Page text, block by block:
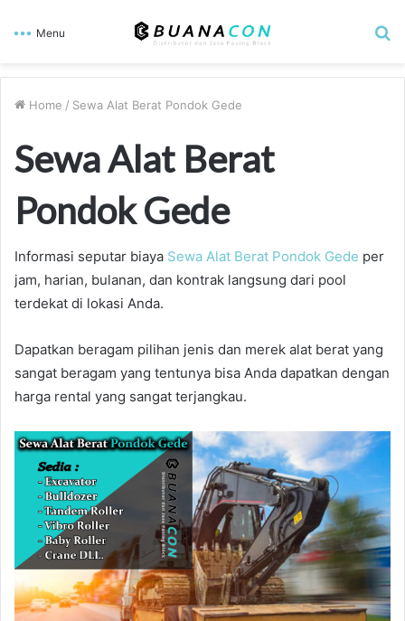
Menu
Home / Sewa Alat Berat Pondok Gede
Sewa Alat Berat
Pondok Gede
Informasi seputar biaya Sewa Alat Berat Pondok Gede per
jam, harian, bulanan, dan kontrak langsung dari pool
terdekat di lokasi Anda.
Dapatkan beragam pilihan jenis dan merek alat berat yang
sangat beragam yang tentunya bisa Anda dapatkan dengan
harga rental yang sangat terjangkau.